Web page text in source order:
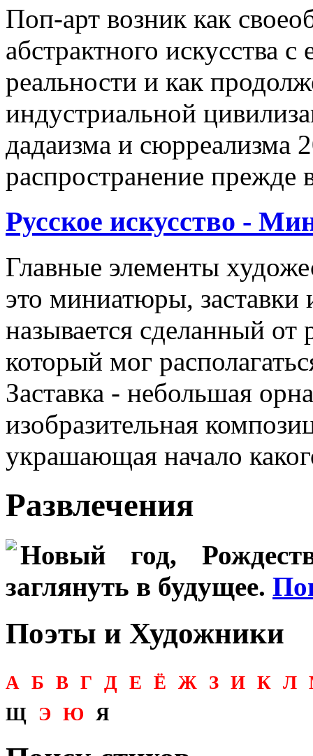
Поп-арт возник как
абстрактного искусства
реальности и как
индустриальной
дадаизма и сюрреализма
распространение
Русское искусство -
Главные элементы
это миниатюры,
называется сделанный
который мог
Заставка - небольшая
изобразительная
украшающая начало
Развлечения
Новый год,
заглянуть в будущее.
Поэты и Художники
А Б В Г Д Е Ё Ж З И К Л
Щ Э Ю Я